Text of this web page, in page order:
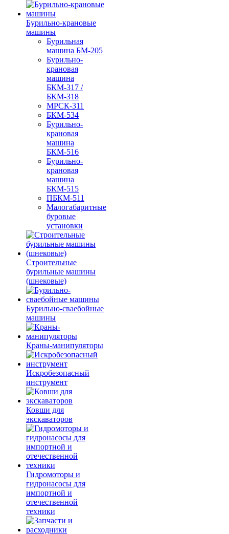
Бурильно-крановые
машины
Бурильная
машина БМ-205
Бурильно-
крановая
машина
БКМ-317 /
БКМ-318
МРСК-311
БКМ-534
Бурильно-
крановая
машина
БКМ-516
Бурильно-
крановая
машина
БКМ-515
ПБКМ-511
Малогабаритные
буровые
установки
Строительные
бурильные машины
(шнековые)
Бурильно-сваебойные
машины
Краны-манипуляторы
Искробезопасный
инструмент
Ковши для
экскаваторов
Гидромоторы и
гидронасосы для
импортной и
отечественной
техники